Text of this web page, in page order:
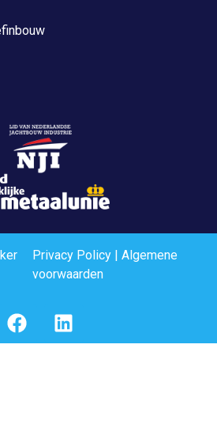
Privacy Policy| Algemene
voorwaarden